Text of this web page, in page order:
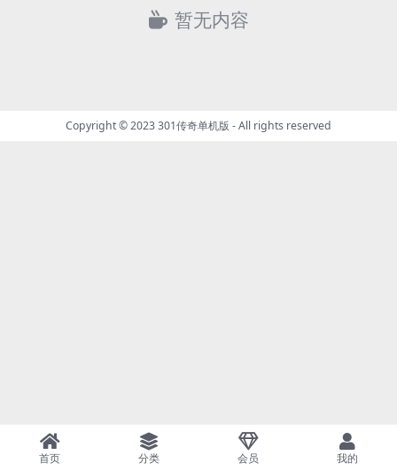
暂无内容
Copyright © 2023301传奇单机版 - All rights reserved
首页 分类 会员 我的